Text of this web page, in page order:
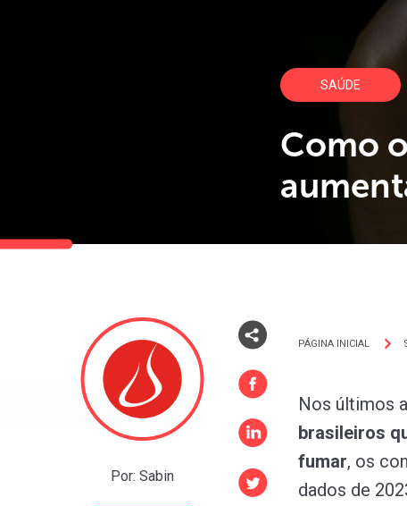
SAÚDE
Como
Por: Sabin
PÁGINA INICIAL
Nos últimos
brasileiros
fumar, os
dados de